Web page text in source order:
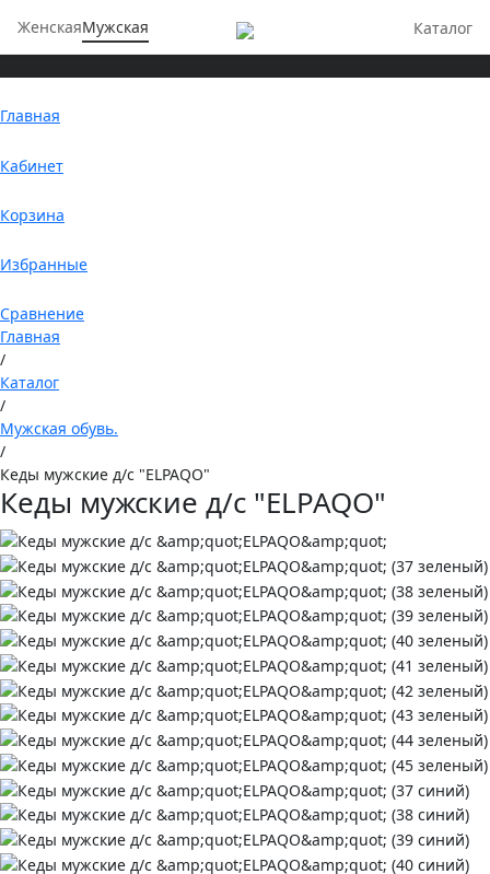
ЖенскаяМужская Каталог
Главная
Кабинет
Корзина
Избранные
Сравнение
Главная
/
Каталог
/
Мужская обувь.
/
Кеды мужские д/с "ELPAQO"
Кеды мужские д/с "ELPAQO"